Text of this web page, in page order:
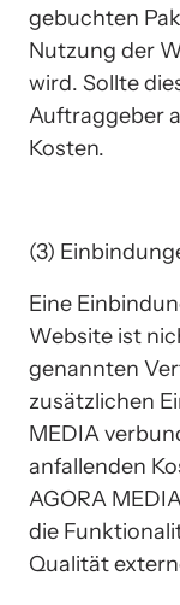
gebuchten
Nutzung der
wird. Sollte
Auftraggeber
Kosten.
(3)
Eine
Website ist
genannten
zusätzlichen
MEDIA
anfallenden
AGORA
die
Qualität